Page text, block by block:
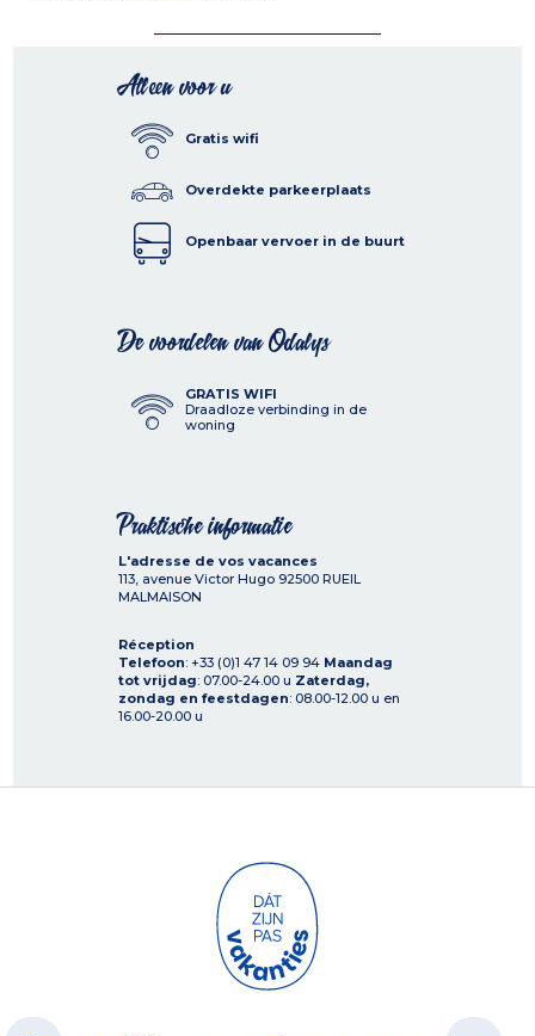
Alleen voor u
Gratis wifi
Overdekte parkeerplaats
Openbaar vervoer in de buurt
De voordelen van Odalys
GRATIS WIFI
Draadloze verbinding in de
woning
Praktische informatie
L'adresse de vos vacances
113, avenue Victor Hugo 92500 RUEIL
MALMAISON
Réception
Telefoon: +33 (0)1 47 14 09 94 Maandag
tot vrijdag: 07.00-24.00 u Zaterdag,
zondag en feestdagen: 08.00-12.00 u en
16.00-20.00 u